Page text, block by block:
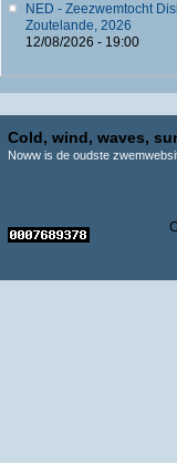
NED - Zeezwemtocht
Zoutelande, 2026
12/08/2026 - 19:00
Cold, wind, waves,
Noww is de oudste